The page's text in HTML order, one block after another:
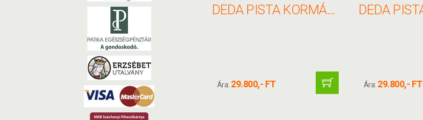
DEDA PISTA KORMÁNYFEJ 31 7 X 100MM 70° FÉNYES FEKETE(V.NYAK 1 1/8)
Ára: 29.800,- FT Ára: 29.800,- FT